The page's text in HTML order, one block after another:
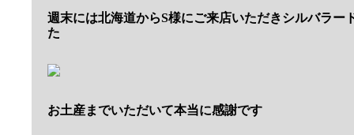
週末には北海道からS様にご来店いただきシルバラー
た
お土産までいただいて本当に感謝です